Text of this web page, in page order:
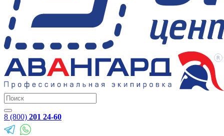
8 (800) 201 24-60